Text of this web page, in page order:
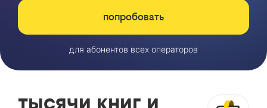
попробовать
для абонентов всех операторов
тысячи книг и